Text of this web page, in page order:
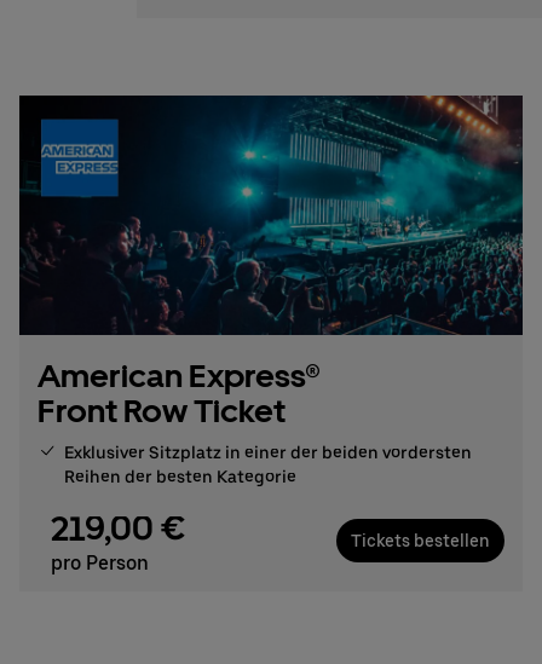
American Express®
Front Row Ticket
Exklusiver Sitzplatz in einer der beiden vordersten
Reihen der besten Kategorie
219,00 €
pro Person
Tickets bestellen